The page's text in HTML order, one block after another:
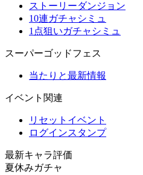
ストーリーダンジョン
10連ガチャシミュ
1点狙いガチャシミュ
スーパーゴッドフェス
当たりと最新情報
イベント関連
リセットイベント
ログインスタンプ
最新キャラ評価
夏休みガチャ